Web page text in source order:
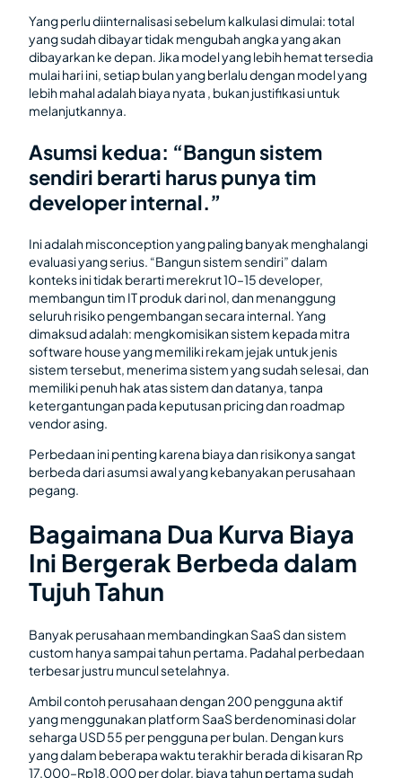
Yang perlu diinternalisasi sebelum kalkulasi dimulai: total
yang sudah dibayar tidak mengubah angka yang akan
dibayarkan ke depan. Jika model yang lebih hemat tersedia
mulai hari ini, setiap bulan yang berlalu dengan model yang
lebih mahal adalah biaya nyata , bukan justifikasi untuk
melanjutkannya.
Asumsi kedua: “Bangun sistem
sendiri berarti harus punya tim
developer internal.”
Ini adalah misconception yang paling banyak menghalangi
evaluasi yang serius. “Bangun sistem sendiri” dalam
konteks ini tidak berarti merekrut 10–15 developer,
membangun tim IT produk dari nol, dan menanggung
seluruh risiko pengembangan secara internal. Yang
dimaksud adalah: mengkomisikan sistem kepada mitra
software house yang memiliki rekam jejak untuk jenis
sistem tersebut, menerima sistem yang sudah selesai, dan
memiliki penuh hak atas sistem dan datanya, tanpa
ketergantungan pada keputusan pricing dan roadmap
vendor asing.
Perbedaan ini penting karena biaya dan risikonya sangat
berbeda dari asumsi awal yang kebanyakan perusahaan
pegang.
Bagaimana Dua Kurva Biaya
Ini Bergerak Berbeda dalam
Tujuh Tahun
Banyak perusahaan membandingkan SaaS dan sistem
custom hanya sampai tahun pertama. Padahal perbedaan
terbesar justru muncul setelahnya.
Ambil contoh perusahaan dengan 200 pengguna aktif
yang menggunakan platform SaaS berdenominasi dolar
seharga USD 55 per pengguna per bulan. Dengan kurs
yang dalam beberapa waktu terakhir berada di kisaran Rp
17.000–Rp18.000 per dolar, biaya tahun pertama sudah